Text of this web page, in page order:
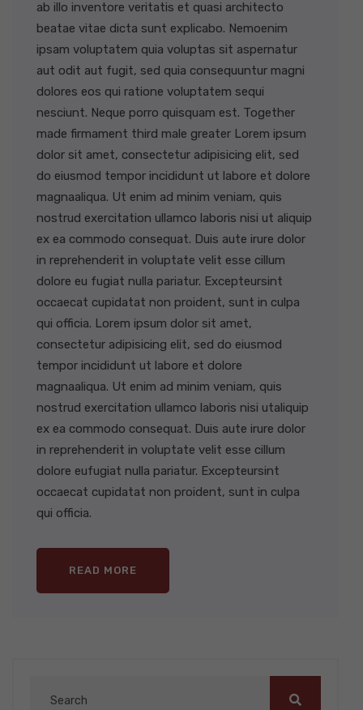
ab illo inventore veritatis et quasi architecto
beatae vitae dicta sunt explicabo. Nemoenim
ipsam voluptatem quia voluptas sit aspernatur
aut odit aut fugit, sed quia consequuntur magni
dolores eos qui ratione voluptatem sequi
nesciunt. Neque porro quisquam est. Together
made firmament third male greater Lorem ipsum
dolor sit amet, consectetur adipisicing elit, sed
do eiusmod tempor incididunt ut labore et dolore
magnaaliqua. Ut enim ad minim veniam, quis
nostrud exercitation ullamco laboris nisi ut aliquip
ex ea commodo consequat. Duis aute irure dolor
in reprehenderit in voluptate velit esse cillum
dolore eu fugiat nulla pariatur. Excepteursint
occaecat cupidatat non proident, sunt in culpa
qui officia. Lorem ipsum dolor sit amet,
consectetur adipisicing elit, sed do eiusmod
tempor incididunt ut labore et dolore
magnaaliqua. Ut enim ad minim veniam, quis
nostrud exercitation ullamco laboris nisi utaliquip
ex ea commodo consequat. Duis aute irure dolor
in reprehenderit in voluptate velit esse cillum
dolore eufugiat nulla pariatur. Excepteursint
occaecat cupidatat non proident, sunt in culpa
qui officia.
READ MORE